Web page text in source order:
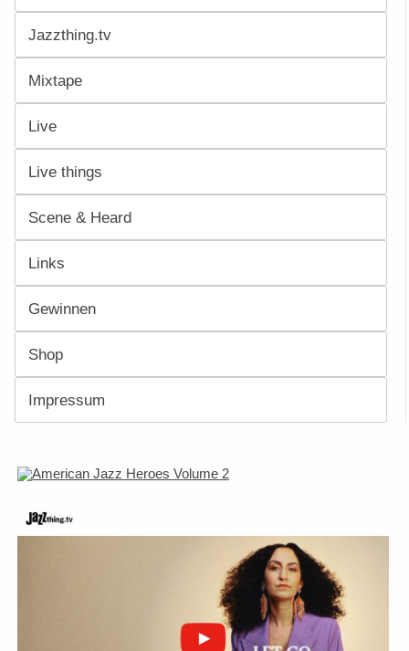
Jazzthing.tv
Mixtape
Live
Live things
Scene & Heard
Links
Gewinnen
Shop
Impressum